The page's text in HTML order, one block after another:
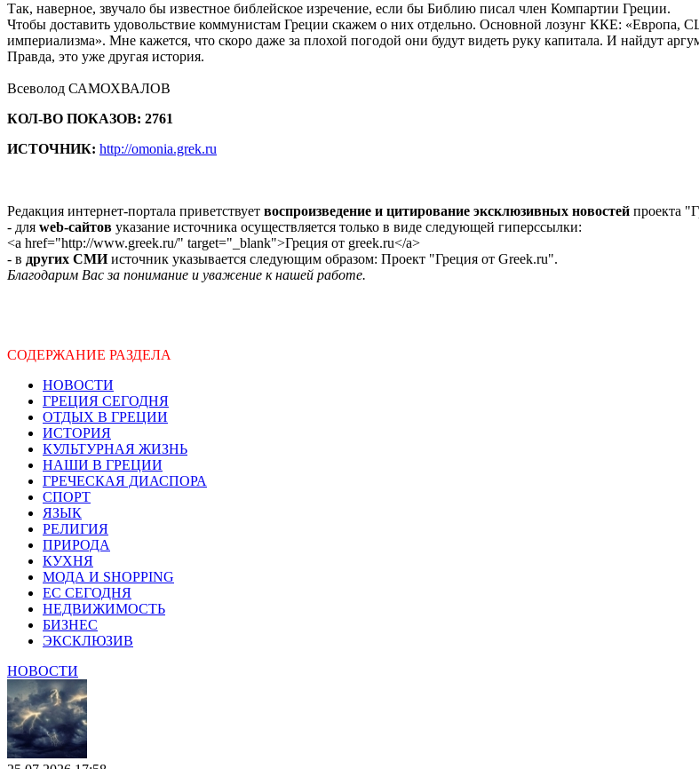
Так, наверное, звучало бы известное библейское изречение, если бы Библию писал член Компартии Греции.
Чтобы доставить удовольствие коммунистам Греции скажем о них отдельно. Основной лозунг ККЕ: «Европа,
империализма». Мне кажется, что скоро даже за плохой погодой они будут видеть руку капитала. И найдут
Правда, это уже другая история.
Всеволод САМОХВАЛОВ
КОЛ-ВО ПОКАЗОВ: 2761
ИСТОЧНИК: http://omonia.grek.ru
Редакция интернет-портала приветствует воспроизведение и цитирование эксклюзивных новостей проекта
- для web-сайтов указание источника осуществляется только в виде следующей гиперссылки:
<a href="http://www.greek.ru/" target="_blank">Греция от greek.ru</a>
- в других СМИисточник указывается следующим образом: Проект "Греция от Greek.ru".
Благодарим Вас за понимание и уважение к нашей работе.
СОДЕРЖАНИЕ РАЗДЕЛА
НОВОСТИ
ГРЕЦИЯ СЕГОДНЯ
ОТДЫХ В ГРЕЦИИ
ИСТОРИЯ
КУЛЬТУРНАЯ ЖИЗНЬ
НАШИ В ГРЕЦИИ
ГРЕЧЕСКАЯ ДИАСПОРА
СПОРТ
ЯЗЫК
РЕЛИГИЯ
ПРИРОДА
КУХНЯ
МОДА И SHOPPING
ЕС СЕГОДНЯ
НЕДВИЖИМОСТЬ
БИЗНЕС
ЭКСКЛЮЗИВ
НОВОСТИ